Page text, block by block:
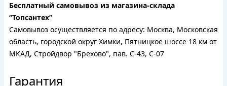
Бесплатный самовывоз из магазина-склада
“Топсантех”
Самовывоз осуществляется по адресу: Москва, Московская
область, городской округ Химки, Пятницкое шоссе 18 км от
МКАД, Стройдвор "Брехово", пав. С-43, С-07
Гарантия